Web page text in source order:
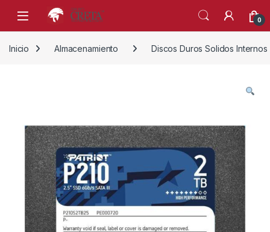
Skip to navigation
Skip to content
0
Inicio Almacenamiento Discos Duros Solidos Internos